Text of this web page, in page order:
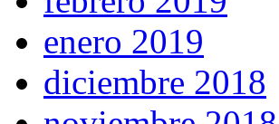
enero 2019
diciembre 2018